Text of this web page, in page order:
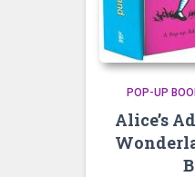
POP-UP
Alice’s